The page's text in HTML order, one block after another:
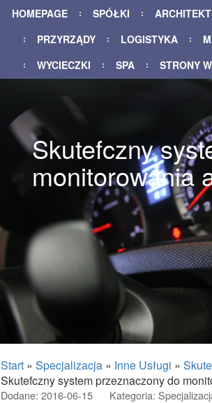
HOMEPAGE SPÓŁKI
PRZYRZĄDY
LOGISTYKA
WYCIECZKI
SPA STRONY
Skutefczny
monitorowania
Start » Specjalizacja » Inne Usługi »
Skutefczny system przeznaczony do
Dodane: 2016-06-15 Kategoria: